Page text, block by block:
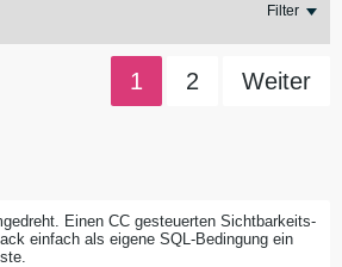
Filter
1 2 Weiter
Einen CC gesteuerten Sichtbarkeits-
einfach als eigene SQL-Bedingung ein